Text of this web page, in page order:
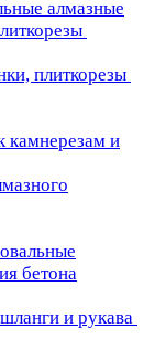
алмазные
плиткорезы
камнерезам и
бетона
и рукава